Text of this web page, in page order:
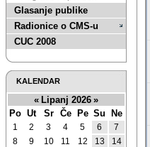
Glasanje publike
Radionice o CMS-u
CUC 2008
KALENDAR
« Lipanj 2026 »
Po Ut Sr Če Pe Su Ne
1 2 3 4 5 6
7
8
9 10 11 12 13
14